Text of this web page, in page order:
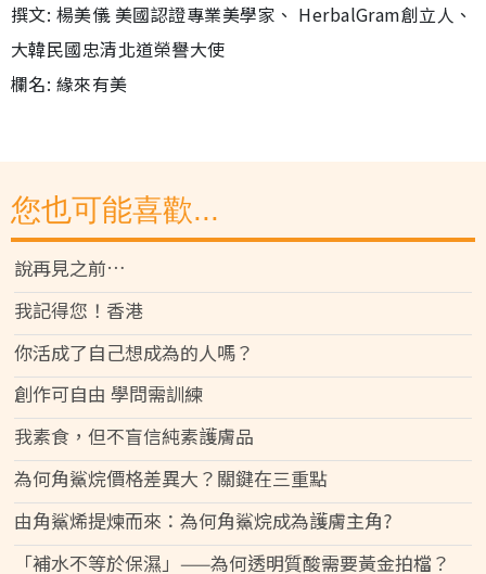
撰文: 楊美儀 美國認證專業美學家、 HerbalGram創立人、
大韓民國忠清北道榮譽大使
欄名: 緣來有美
您也可能喜歡...
說再見之前…
我記得您！香港
你活成了自己想成為的人嗎？
創作可自由 學問需訓練
我素食，但不盲信純素護膚品
為何角鯊烷價格差異大？關鍵在三重點
由角鯊烯提煉而來：為何角鯊烷成為護膚主角?
「補水不等於保濕」——為何透明質酸需要黃金拍檔？